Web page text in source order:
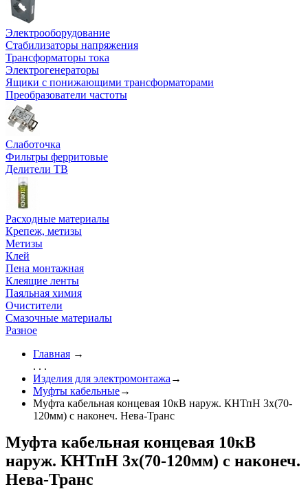
Электрооборудование
Стабилизаторы напряжения
Трансформаторы тока
Электрогенераторы
Ящики с понижающими трансформаторами
Преобразователи частоты
Слаботочка
Фильтры ферритовые
Делители ТВ
Расходные материалы
Крепеж, метизы
Метизы
Клей
Пена монтажная
Клеящие ленты
Паяльная химия
Очистители
Смазочные материалы
Разное
Главная →
. . .
Изделия для электромонтажа →
Муфты кабельные→
Муфта кабельная концевая 10кВ наруж. КНТпН 3х(70-
120мм) с наконеч. Нева-Транс
Муфта кабельная концевая 10кВ
наруж. КНТпН 3х(70-120мм) с наконеч.
Нева-Транс